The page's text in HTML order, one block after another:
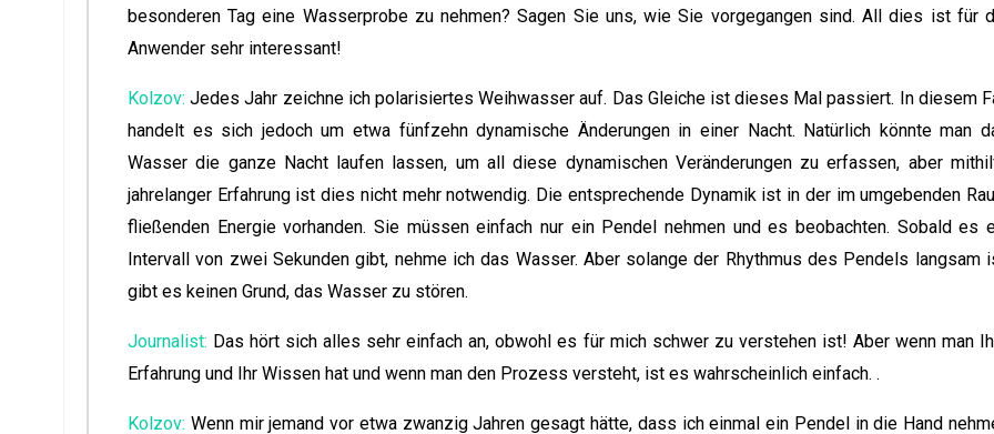
besonderen Tag eine Wasserprobe zu nehmen? Sagen Sie uns, wie Sie vorgegangen sind. All dies ist für
Anwender sehr interessant!
Kolzov: Jedes Jahr zeichne ich polarisiertes Weihwasser auf. Das Gleiche ist dieses Mal passiert. In diesem
handelt es sich jedoch um etwa fünfzehn dynamische Änderungen in einer Nacht. Natürlich könnte man
Wasser die ganze Nacht laufen lassen, um all diese dynamischen Veränderungen zu erfassen, aber
jahrelanger Erfahrung ist dies nicht mehr notwendig. Die entsprechende Dynamik ist in der im umgebenden
fließenden Energie vorhanden. Sie müssen einfach nur ein Pendel nehmen und es beobachten. Sobald es
Intervall von zwei Sekunden gibt, nehme ich das Wasser. Aber solange der Rhythmus des Pendels langsam
gibt es keinen Grund, das Wasser zu stören.
Journalist: Das hört sich alles sehr einfach an, obwohl es für mich schwer zu verstehen ist! Aber wenn man
Erfahrung und Ihr Wissen hat und wenn man den Prozess versteht, ist es wahrscheinlich einfach. .
Kolzov: Wenn mir jemand vor etwa zwanzig Jahren gesagt hätte, dass ich einmal ein Pendel in die Hand